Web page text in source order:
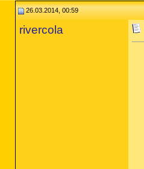
26.03.2014, 00:59
rivercola